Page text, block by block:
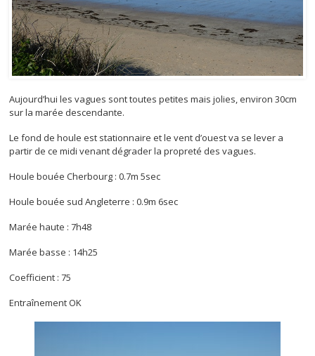
Aujourd’hui les vagues sont toutes petites mais jolies, environ 30cm
sur la marée descendante.
Le fond de houle est stationnaire et le vent d’ouest va se lever a
partir de ce midi venant dégrader la propreté des vagues.
Houle bouée Cherbourg : 0.7m 5sec
Houle bouée sud Angleterre : 0.9m 6sec
Marée haute : 7h48
Marée basse : 14h25
Coefficient : 75
Entraînement OK